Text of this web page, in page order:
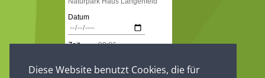
Diese Website benutzt Cookies, die für